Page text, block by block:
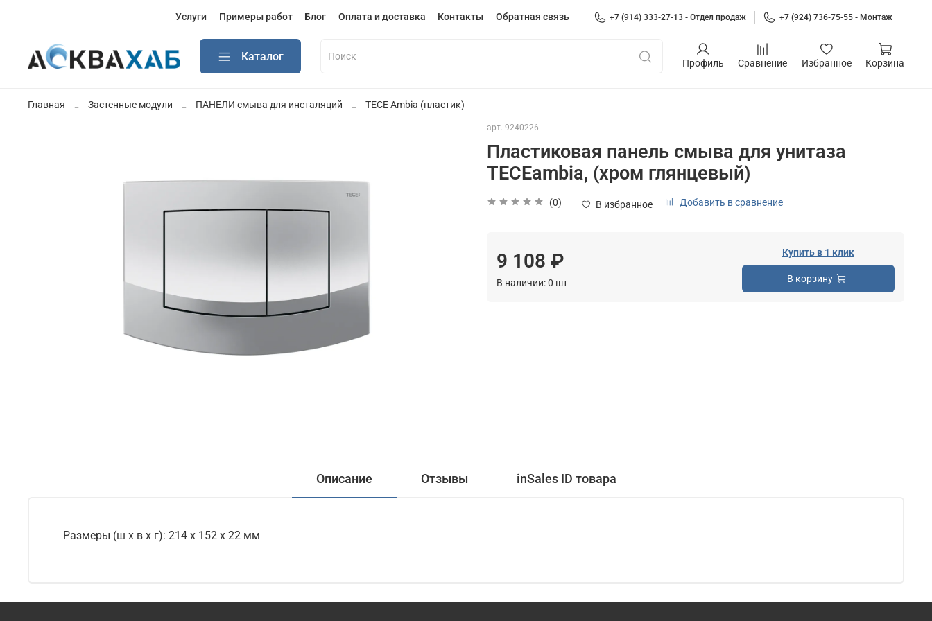
Услуги Примеры работ Блог Оплата и доставка Контакты Обратная связь +7 (914) 333-27-13 - Отдел продаж +7 (924) 736-75-55 - Монтаж
Каталог
Профиль Сравнение Избранное Корзина
Главная Застенные модули ПАНЕЛИ смыва для инсталяций TECE Ambia (пластик)
арт. 9240226
Пластиковая панель смыва для унитаза
TECEambia, (хром глянцевый)
(0) В избранное Добавить в сравнение
9 108 ₽
В наличии:0 шт
Купить в 1 клик
В корзину
Описание Отзывы inSales ID товара
Размеры (ш x в x г): 214 x 152 x 22 мм